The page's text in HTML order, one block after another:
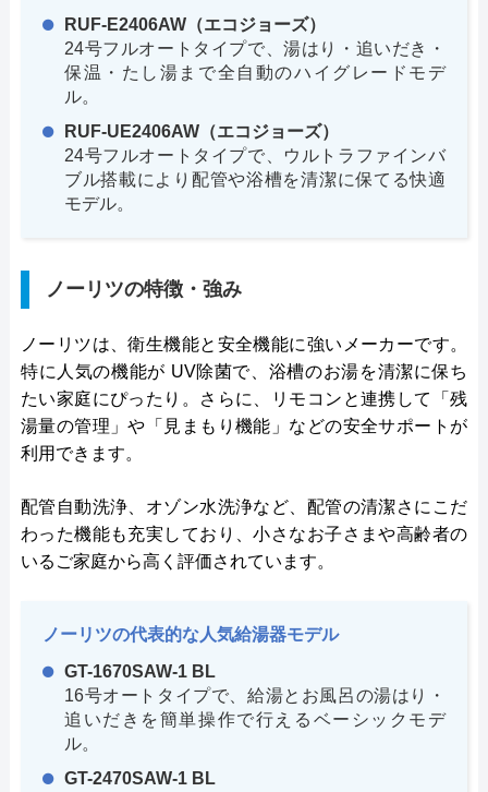
RUF-E2406AW（エコジョーズ）
24号フルオートタイプで、湯はり・追いだき・
保温・たし湯まで全自動のハイグレードモデ
ル。
RUF-UE2406AW（エコジョーズ）
24号フルオートタイプで、ウルトラファインバ
ブル搭載により配管や浴槽を清潔に保てる快適
モデル。
ノーリツの特徴・強み
ノーリツは、衛生機能と安全機能に強いメーカーです。
特に人気の機能が UV除菌で、浴槽のお湯を清潔に保ち
たい家庭にぴったり。さらに、リモコンと連携して「残
湯量の管理」や「見まもり機能」などの安全サポートが
利用できます。
配管自動洗浄、オゾン水洗浄など、配管の清潔さにこだ
わった機能も充実しており、小さなお子さまや高齢者の
いるご家庭から高く評価されています。
ノーリツの代表的な人気給湯器モデル
GT-1670SAW-1 BL
16号オートタイプで、給湯とお風呂の湯はり・
追いだきを簡単操作で行えるベーシックモデ
ル。
GT-2470SAW-1 BL